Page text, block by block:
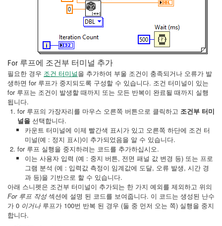
For 루프에 조건부 터미널 추가
필요한 경우 조건 터미널을 추가하여 부울 조건이 충족되거나 오류가 발
생하면 for 루프가 중지되도록 구성할 수 있습니다. 조건 터미널이 있는
for 루프는 조건이 발생할 때까지 또는 모든 반복이 완료될 때까지 실행
됩니다.
for 루프의 가장자리를 마우스 오른쪽 버튼으로 클릭하고 조건부 터미
널을 선택합니다.
카운트 터미널에 이제 빨간색 표시가 있고 오른쪽 하단에 조건 터
미널(예 : 정지 표시)이 추가되었음을 알 수 있습니다.
for 루프 실행을 중지하려는 코드를 추가하십시오.
이는 사용자 입력 (예 : 중지 버튼, 전면 패널 값 변경 등) 또는 프로
그램 분석 (예 : 입력값 측정이 임계값에 도달, 오류 발생, 시간 경
과 등)을 기반으로 할 수 있습니다.
아래 스니펫은 조건부 터미널이 추가되는 한 가지 예외를 제외하고 위의
For 루프 작성섹션에 설명 된 코드를 보여줍니다. 이 코드는 생성된 난수
가 0 이거나루프가 100번 반복 된 경우 (둘 중 먼저 오는 쪽) 실행을 중지
합니다.